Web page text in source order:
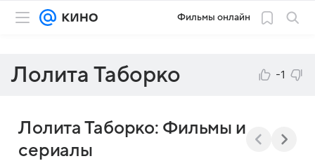
Фильмы онлайн
Лолита Таборко -1
Лолита Таборко: Фильмы и
сериалы